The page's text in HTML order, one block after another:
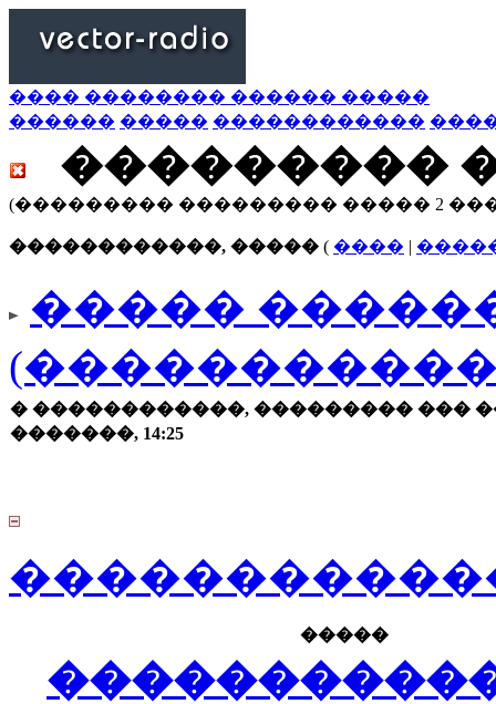
���� �������� ������ �����
������ ����� ������������
���������
(��������� ��������� ����� 2
������������, ����� ( ���� |
�����
� ������������, ��������� ���
�������, 14:25
�����